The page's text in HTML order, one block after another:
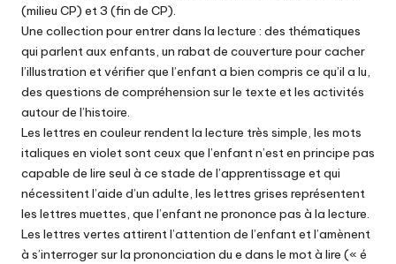
(milieu CP) et 3 (fin de CP).
Une collection pour entrer dans la lecture : des thématiques
qui parlent aux enfants, un rabat de couverture pour cacher
l’illustration et vérifier que l’enfant a bien compris ce qu’il a lu,
des questions de compréhension sur le texte et les activités
autour de l’histoire.
Les lettres en couleur rendent la lecture très simple, les mots
italiques en violet sont ceux que l’enfant n’est en principe pas
capable de lire seul à ce stade de l’apprentissage et qui
nécessitent l’aide d’un adulte, les lettres grises représentent
les lettres muettes, que l’enfant ne prononce pas à la lecture.
Les lettres vertes attirent l’attention de l’enfant et l’amènent
à s’interroger sur la prononciation du e dans le mot à lire (« é